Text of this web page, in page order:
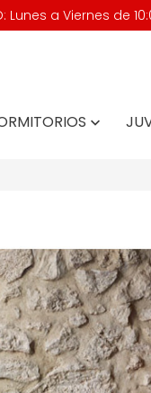
Lunes a Viernes de
